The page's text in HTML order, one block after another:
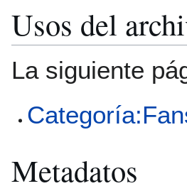
Usos del
La siguiente
Metadatos